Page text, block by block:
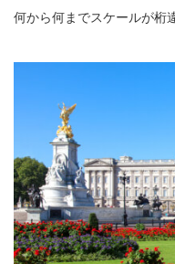
何から何までスケールが桁